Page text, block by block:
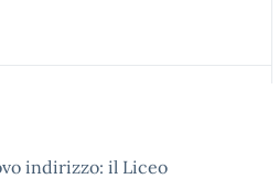
indirizzo: il Liceo